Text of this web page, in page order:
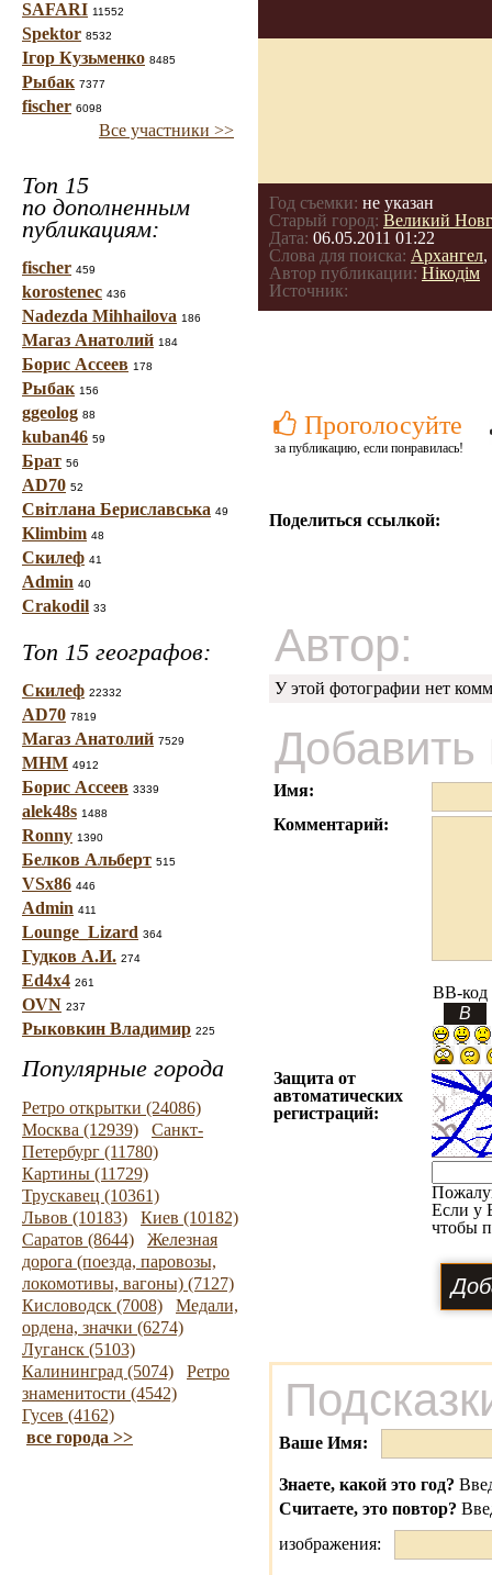
SAFARI 11552
Spektor 8532
Ігор Кузьменко 8485
Рыбак 7377
fischer 6098
Все участники >>
Топ 15
по дополненным
публикациям:
fischer 459
korostenec 436
Nadezda Mihhailova 186
Магаз Анатолий 184
Борис Ассеев 178
Рыбак 156
ggeolog 88
kuban46 59
Брат 56
AD70 52
Світлана Бериславська 49
Klimbim 48
Скилеф 41
Admin 40
Crakodil 33
Топ 15 географов:
Скилеф 22332
AD70 7819
Магаз Анатолий 7529
МНМ 4912
Борис Ассеев 3339
alek48s 1488
Ronny 1390
Белков Альберт 515
VSx86 446
Admin 411
Lounge_Lizard 364
Гудков А.И. 274
Ed4x4 261
OVN 237
Рыковкин Владимир 225
Популярные города
Ретро открытки (24086)
Москва (12939)
Санкт-
Петербург (11780)
Картины (11729)
Трускавец (10361)
Львов (10183)
Киев (10182)
Саратов (8644)
Железная
дорога (поезда, паровозы,
локомотивы, вагоны) (7127)
Кисловодск (7008)
Медали,
ордена, значки (6274)
Луганск (5103)
Калининград (5074)
Ретро
знаменитости (4542)
Гусев (4162)
все города >>
Год съемки: не указан
Старый город: Великий
Дата: 06.05.2011 01:22
Слова для поиска: Архангел,
Автор публикации: Нікодім
Источник:
Проголосуйте
за публикацию, если понравилась!
Поделиться ссылкой:
Автор:
У этой фотографии нет
Имя:
Комментарий:
BB-код
Защита от
автоматических
регистраций:
Если у
чтобы
Ваше Имя:
Знаете, какой это год?
Считаете, это повтор?
изображения: